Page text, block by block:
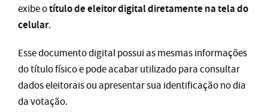
exibe otítulo de eleitor digital diretamente na tela do
celular.
Esse documento digital possui as mesmas informações
do título físico e pode acabar utilizado para consultar
dados eleitorais ou apresentar sua identificação no dia
da votação.